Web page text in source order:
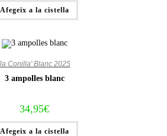
Afegeix a la cistella
'la Conilla' Blanc 2025
3 ampolles blanc
34,95€
Afegeix a la cistella